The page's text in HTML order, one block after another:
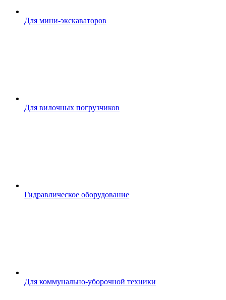
Для мини-экскаваторов
Для вилочных погрузчиков
Гидравлическое оборудование
Для коммунально-уборочной техники